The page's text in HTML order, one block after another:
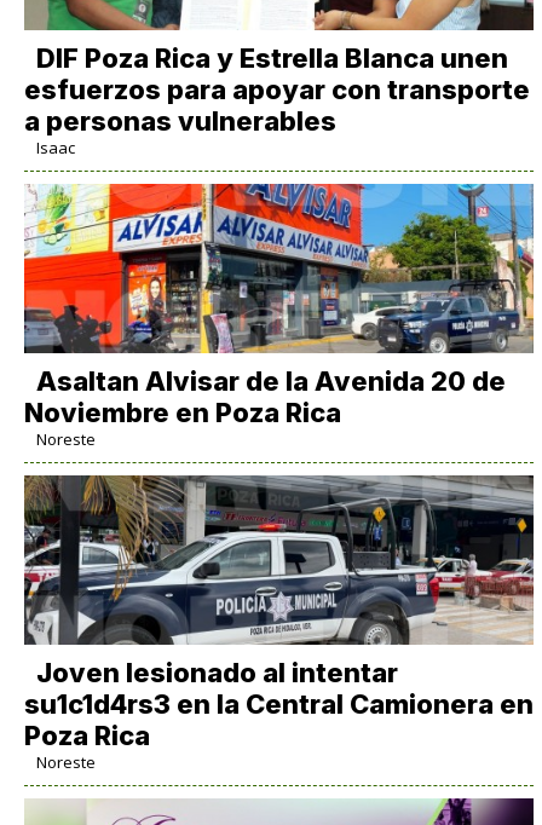
DIF Poza Rica y Estrella Blanca unen
esfuerzos para apoyar con transporte
a personas vulnerables
Isaac
Asaltan Alvisar de la Avenida 20 de
Noviembre en Poza Rica
Noreste
Joven lesionado al intentar
su1c1d4rs3 en la Central Camionera en
Poza Rica
Noreste